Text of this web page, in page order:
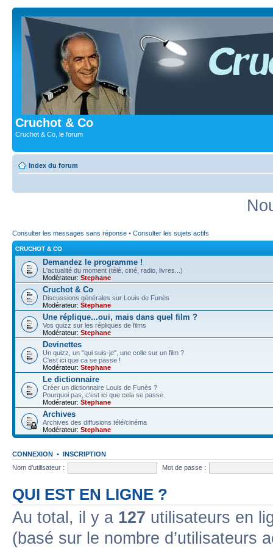
Cruchot & Co
Cruchot & Co, le forum
Index du forum
Consulter les messages sans réponse • Consulter les sujets actifs
CRUCHOT & CO
Demandez le programme !
L'actualité du moment (télé, ciné, radio, livres...)
Modérateur: Stephane
Cruchot & Co
Discussions générales sur Louis de Funès
Modérateur: Stephane
Une réplique...oui, mais dans quel film ?
Vos quizz sur les répliques de films
Modérateur: Stephane
Devinettes
Un quizz, un "qui suis-je", une colle sur un film ?
C'est ici que ca se passe !
Modérateur: Stephane
Le dictionnaire
Créer un dictionnaire Louis de Funès ?
Pourquoi pas, c'est ici que cela se passe
Modérateur: Stephane
Archives
Archives des diffusions télé/cinéma
Modérateur: Stephane
CONNEXION • INSCRIPTION
Nom d’utilisateur :
Mot de passe :
QUI EST EN LIGNE ?
Au total, il y a 127 utilisateurs en
(basé sur le nombre d’utilisateurs